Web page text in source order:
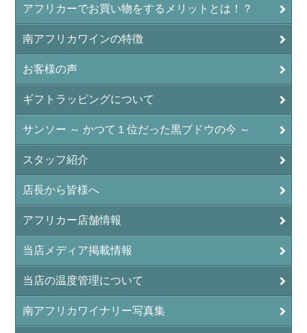
アフリカーでお買い物をするメリットとは！？
南アフリカワインの特徴
お客様の声
ギフトラッピングについて
サンソー ～ かつて１位だった黒ブドウの今 ～
スタッフ紹介
店長から皆様へ
アフリカー店舗情報
当店メディア掲載情報
当店の温度管理について
南アフリカワイナリー写真集